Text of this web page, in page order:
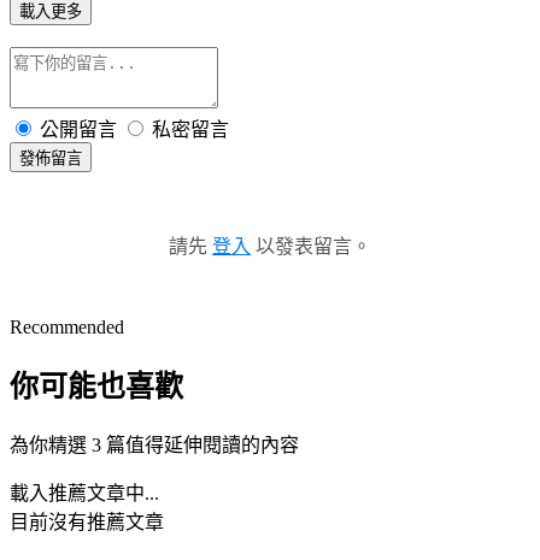
載入更多
公開留言 私密留言
發佈留言
請先 登入 以發表留言。
Recommended
你可能也喜歡
為你精選 3 篇值得延伸閱讀的內容
載入推薦文章中...
目前沒有推薦文章